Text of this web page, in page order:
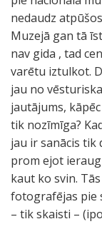
nedaudz
Muzejā gan tā
nav gida , tad
varētu iztulkot.
jau no
jautājums,
tik nozīmīga?
jau ir sanācis tik
prom ejot
kaut ko svin.
fotografējas pie
– tik skaisti –